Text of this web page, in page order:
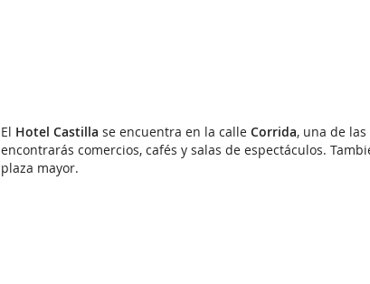
El Hotel Castilla se encuentra en la calle Corrida, una de
encontrarás comercios, cafés y salas de espectáculos.
plaza mayor.